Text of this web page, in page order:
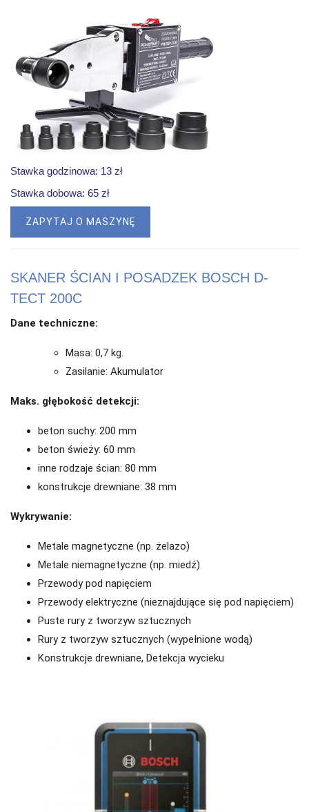
Stawka godzinowa: 13 zł
Stawka dobowa: 65 zł
ZAPYTAJ O MASZYNĘ
SKANER ŚCIAN I POSADZEK BOSCH D-
TECT 200C
Dane techniczne:
Masa: 0,7 kg.
Zasilanie: Akumulator
Maks. głębokość detekcji:
beton suchy: 200 mm
beton świeży: 60 mm
inne rodzaje ścian: 80 mm
konstrukcje drewniane: 38 mm
Wykrywanie:
Metale magnetyczne (np. żelazo)
Metale niemagnetyczne (np. miedź)
Przewody pod napięciem
Przewody elektryczne (nieznajdujące się pod napięciem)
Puste rury z tworzyw sztucznych
Rury z tworzyw sztucznych (wypełnione wodą)
Konstrukcje drewniane, Detekcja wycieku